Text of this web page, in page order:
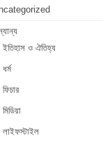
ইতিহাস ও ঐতিহ্য
ধর্ম
ফিচার
মিডিয়া
লাইফস্টাইল